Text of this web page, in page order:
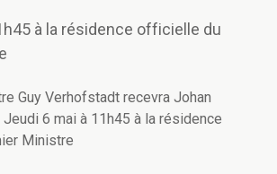
à la résidence officielle du
Guy Verhofstadt recevra Johan
6 mai à 11h45 à la résidence
Ministre